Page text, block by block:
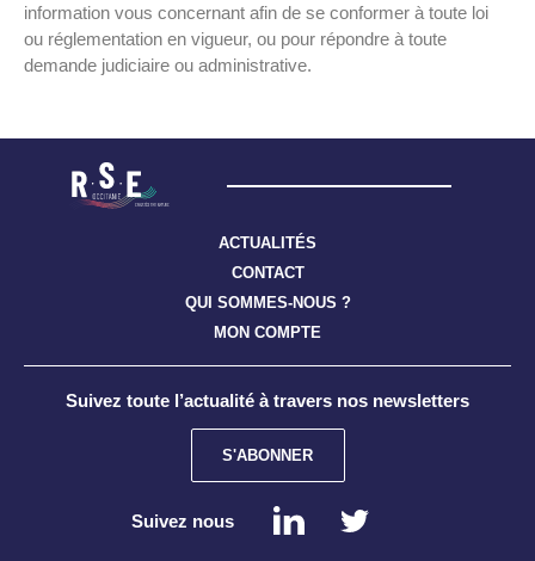
information vous concernant afin de se conformer à toute loi
ou réglementation en vigueur, ou pour répondre à toute
demande judiciaire ou administrative.
ACTUALITÉS
CONTACT
QUI SOMMES-NOUS ?
MON COMPTE
Suivez toute l’actualité à travers nos newsletters
S'ABONNER